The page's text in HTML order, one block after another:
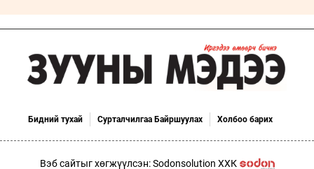
Бидний тухай Сурталчилгаа Байршуулах Холбоо барих
Вэб сайтыг хөгжүүлсэн: Sodonsolution ХХК